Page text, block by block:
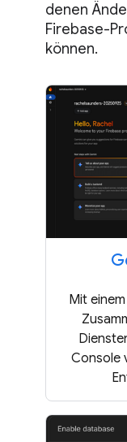
denen
Firebase-
können.
Mit
Console